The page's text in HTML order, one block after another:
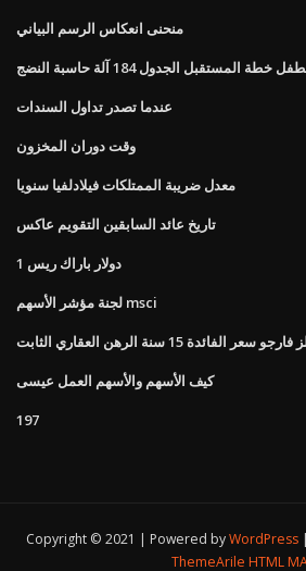
منحنى انعكاس الرسم البياني
المستقبل الجدول 184 آلة حاسبة النضج
عندما تصدر تداول السندات
وقت دوران المخزون
معدل ضريبة الممتلكات فيلادلفيا سنويا
تاريخ عائد السابقين التقويم عاكس
1 دولار باراك ريس
لجنة مؤشر الأسهم msci
سعر الفائدة 15 سنة الرهن العقاري الثابت
كيف الأسهم والأسهم العمل عيسى
197
Copyright © 2021 | Powered byWordPress
ThemeArile HTML